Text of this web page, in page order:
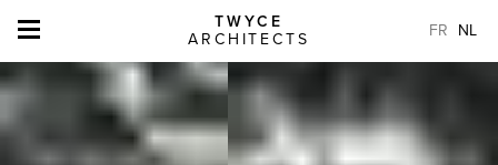
TWYCE
ARCHITECTS
FR NL